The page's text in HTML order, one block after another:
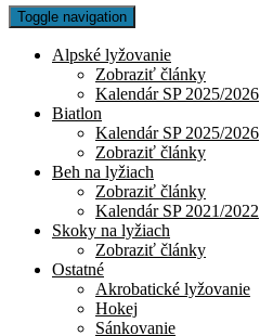
Toggle navigation
Alpské lyžovanie
Zobraziť články
Kalendár SP 2025/2026
Biatlon
Kalendár SP 2025/2026
Zobraziť články
Beh na lyžiach
Zobraziť články
Kalendár SP 2021/2022
Skoky na lyžiach
Zobraziť články
Ostatné
Akrobatické lyžovanie
Hokej
Sánkovanie